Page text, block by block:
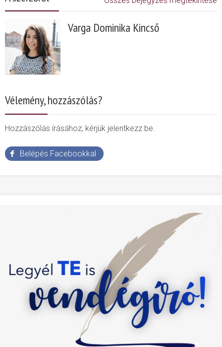
Varga Dominika Kincső
Vélemény, hozzászólás?
Hozzászólás írásához, kérjük jelentkezz be.
Belépés Facebookkal